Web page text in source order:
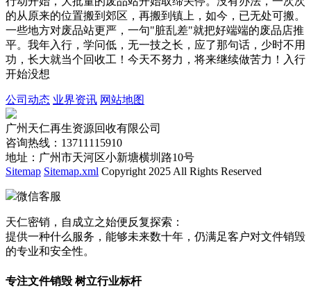
的从原来的位置搬到郊区，再搬到镇上，如今，已无处可搬。
一些地方对废品站更严，一句"脏乱差"就把好端端的废品店推
平。我年入行，学问低，无一技之长，应了那句话，少时不用
功，长大就当个回收工！今天不努力，将来继续做苦力！入行
开始没想
公司动态 业界资讯 网站地图
广州天仁再生资源回收有限公司
咨询热线：13711115910
地址：广州市天河区小新塘横圳路10号
Sitemap Sitemap.xml Copyright 2025 All Rights Reserved
微信客服
天仁密销，自成立之始便反复探索：
提供一种什么服务，能够未来数十年，仍满足客户对文件销毁
的专业和安全性。
专注文件销毁 树立行业标杆